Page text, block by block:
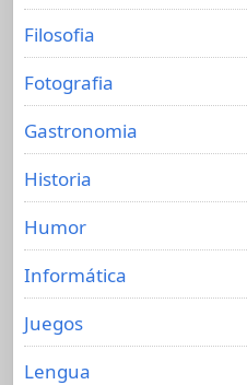
Filosofia
Fotografia
Gastronomia
Historia
Humor
Informática
Juegos
Lengua